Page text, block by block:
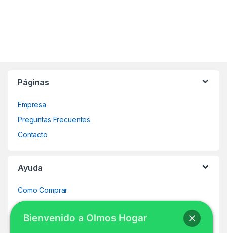
Páginas
Empresa
Preguntas Frecuentes
Contacto
Ayuda
Como Comprar
Seguir mi Pedido
Mi Cuenta
Bienvenido a Olmos Hogar